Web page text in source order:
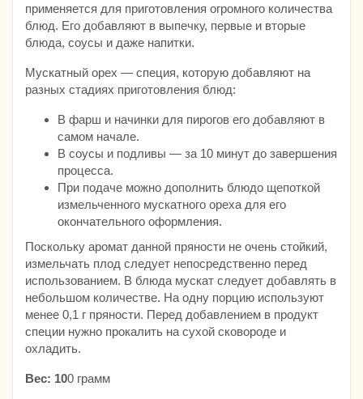
применяется для приготовления огромного количества
блюд. Его добавляют в выпечку, первые и вторые
блюда, соусы и даже напитки.
Мускатный орех — специя, которую добавляют на
разных стадиях приготовления блюд:
В фарш и начинки для пирогов его добавляют в
самом начале.
В соусы и подливы — за 10 минут до завершения
процесса.
При подаче можно дополнить блюдо щепоткой
измельченного мускатного ореха для его
окончательного оформления.
Поскольку аромат данной пряности не очень стойкий,
измельчать плод следует непосредственно перед
использованием. В блюда мускат следует добавлять в
небольшом количестве. На одну порцию используют
менее 0,1 г пряности. Перед добавлением в продукт
специи нужно прокалить на сухой сковороде и
охладить.
Вес: 100 грамм